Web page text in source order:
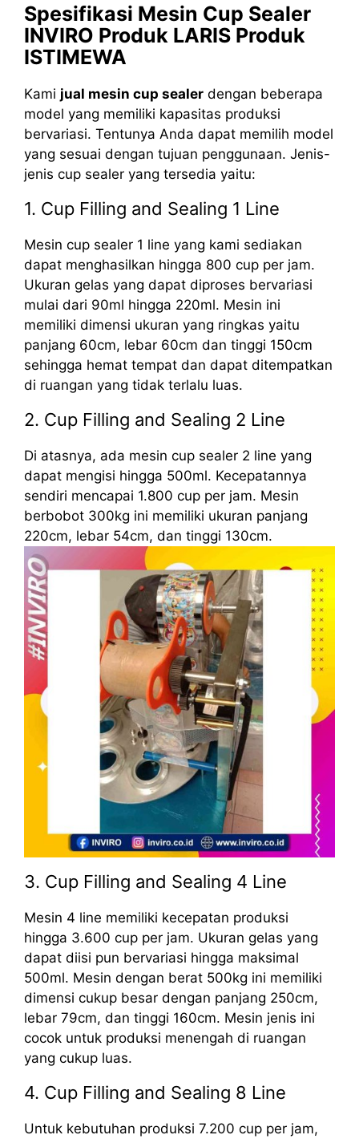
Spesifikasi Mesin Cup Sealer
INVIRO Produk LARIS Produk
ISTIMEWA
Kami jual mesin cup sealer dengan beberapa
model yang memiliki kapasitas produksi
bervariasi. Tentunya Anda dapat memilih model
yang sesuai dengan tujuan penggunaan. Jenis-
jenis cup sealer yang tersedia yaitu:
1. Cup Filling and Sealing 1 Line
Mesin cup sealer 1 line yang kami sediakan
dapat menghasilkan hingga 800 cup per jam.
Ukuran gelas yang dapat diproses bervariasi
mulai dari 90ml hingga 220ml. Mesin ini
memiliki dimensi ukuran yang ringkas yaitu
panjang 60cm, lebar 60cm dan tinggi 150cm
sehingga hemat tempat dan dapat ditempatkan
di ruangan yang tidak terlalu luas.
2. Cup Filling and Sealing 2 Line
Di atasnya, ada mesin cup sealer 2 line yang
dapat mengisi hingga 500ml. Kecepatannya
sendiri mencapai 1.800 cup per jam. Mesin
berbobot 300kg ini memiliki ukuran panjang
220cm, lebar 54cm, dan tinggi 130cm.
3. Cup Filling and Sealing 4 Line
Mesin 4 line memiliki kecepatan produksi
hingga 3.600 cup per jam. Ukuran gelas yang
dapat diisi pun bervariasi hingga maksimal
500ml. Mesin dengan berat 500kg ini memiliki
dimensi cukup besar dengan panjang 250cm,
lebar 79cm, dan tinggi 160cm. Mesin jenis ini
cocok untuk produksi menengah di ruangan
yang cukup luas.
4. Cup Filling and Sealing 8 Line
Untuk kebutuhan produksi 7.200 cup per jam,